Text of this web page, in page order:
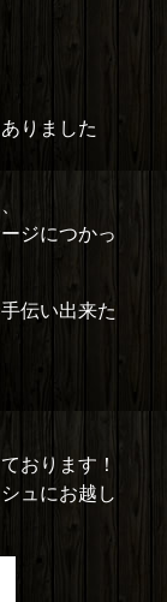
りました
ジにつかっ
伝い出来た
おります！
ュにお越し